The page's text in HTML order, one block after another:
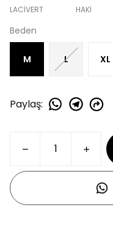
LACİVERT HAKİ
Beden
M L XL
Paylaş: